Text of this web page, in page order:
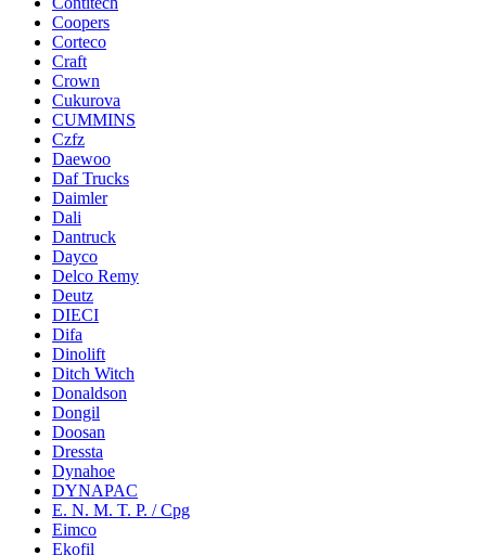
Coopers
Corteco
Craft
Crown
Cukurova
CUMMINS
Czfz
Daewoo
Daf Trucks
Daimler
Dali
Dantruck
Dayco
Delco Remy
Deutz
DIECI
Difa
Dinolift
Ditch Witch
Donaldson
Dongil
Doosan
Dressta
Dynahoe
DYNAPAC
E. N. M. T. P. / Cpg
Eimco
Ekofil